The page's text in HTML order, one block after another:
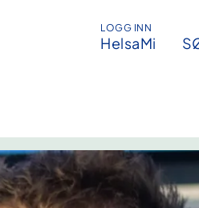
LOGG INN
HelsaMi